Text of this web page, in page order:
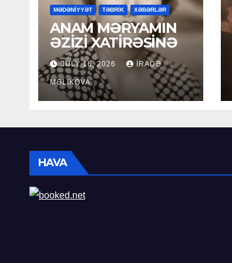
MƏDƏNİYYƏT TƏBRİK XƏBƏRLƏR
ANAM MƏRYAMIN
ƏZİZİ XATİRƏSİNƏ
JULY 16, 2026 İRADƏ
MƏLIKOVA
HAVA